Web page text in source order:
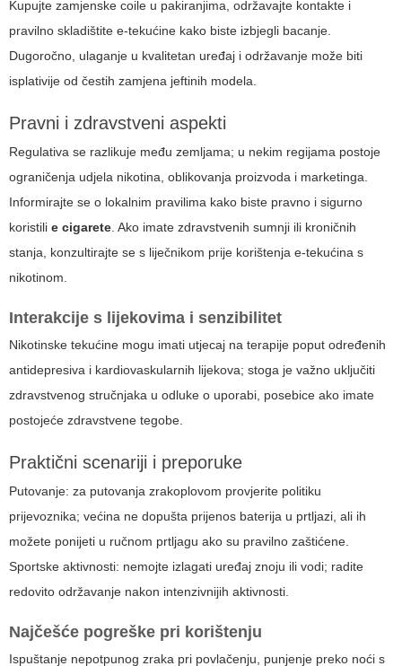
Kupujte zamjenske coile u pakiranjima, održavajte kontakte i
pravilno skladištite e-tekućine kako biste izbjegli bacanje.
Dugoročno, ulaganje u kvalitetan uređaj i održavanje može biti
isplativije od čestih zamjena jeftinih modela.
Pravni i zdravstveni aspekti
Regulativa se razlikuje među zemljama; u nekim regijama postoje
ograničenja udjela nikotina, oblikovanja proizvoda i marketinga.
Informirajte se o lokalnim pravilima kako biste pravno i sigurno
koristili e cigarete . Ako imate zdravstvenih sumnji ili kroničnih
stanja, konzultirajte se s liječnikom prije korištenja e-tekućina s
nikotinom.
Interakcije s lijekovima i senzibilitet
Nikotinske tekućine mogu imati utjecaj na terapije poput određenih
antidepresiva i kardiovaskularnih lijekova; stoga je važno uključiti
zdravstvenog stručnjaka u odluke o uporabi, posebice ako imate
postojeće zdravstvene tegobe.
Praktični scenariji i preporuke
Putovanje: za putovanja zrakoplovom provjerite politiku
prijevoznika; većina ne dopušta prijenos baterija u prtljazi, ali ih
možete ponijeti u ručnom prtljagu ako su pravilno zaštićene.
Sportske aktivnosti: nemojte izlagati uređaj znoju ili vodi; radite
redovito održavanje nakon intenzivnijih aktivnosti.
Najčešće pogreške pri korištenju
Ispuštanje nepotpunog zraka pri povlačenju, punjenje preko noći s